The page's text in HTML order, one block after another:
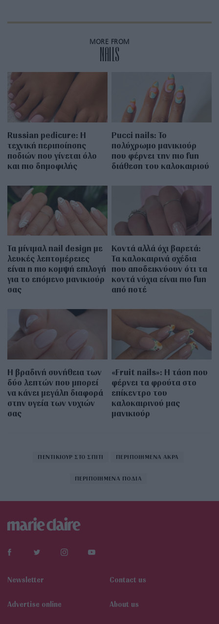
MORE FROM
NAILS
Russian pedicure: Η
τεχνική περιποίησης
ποδιών που γίνεται όλο
και πιο δημοφιλής
Pucci nails: Το
πολύχρωμο μανικιούρ
που φέρνει την πιο fun
διάθεση του καλοκαιριού
Τα μίνιμαλ nail design με
λευκές λεπτομέρειες
είναι η πιο κομψή επιλογή
για το επόμενο μανικιούρ
σας
Κοντά αλλά όχι βαρετά:
Τα καλοκαιρινά σχέδια
που αποδεικνύουν ότι τα
κοντά νύχια είναι πιο fun
από ποτέ
Η βραδινή συνήθεια των
δύο λεπτών που μπορεί
να κάνει μεγάλη διαφορά
στην υγεία των νυχιών
σας
«Fruit nails»: Η τάση που
φέρνει τα φρούτα στο
επίκεντρο του
καλοκαιρινού μας
μανικιούρ
ΠΕΝΤΙΚΙΟΥΡ ΣΤΟ ΣΠΙΤΙ ΠΕΡΙΠΟΙΗΜΕΝΑ ΑΚΡΑ
ΠΕΡΙΠΟΙΗΜΕΝΑ ΠΟΔΙΑ
Newsletter Contact us
Αdvertise online About us